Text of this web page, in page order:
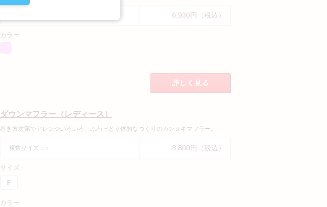
6,930円（税込）
カラー
ダウンマフラー（レディース）
巻き方次第でアレンジいろいろ。ふわっと立体的なつくりのカンヌキマフラー。
複数サイズ：○ 8,800円（税込）
サイズ
カラー